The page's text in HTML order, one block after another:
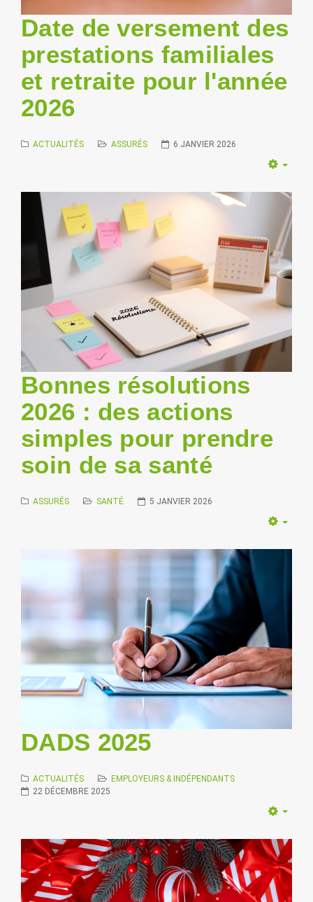
Date de versement des
prestations familiales
et retraite pour l'année
2026
ACTUALITÉS ASSURÉS 6 JANVIER 2026
Bonnes résolutions
2026 : des actions
simples pour prendre
soin de sa santé
ASSURÉS SANTÉ 5 JANVIER 2026
DADS 2025
ACTUALITÉS
EMPLOYEURS & INDÉPENDANTS
22 DÉCEMBRE 2025